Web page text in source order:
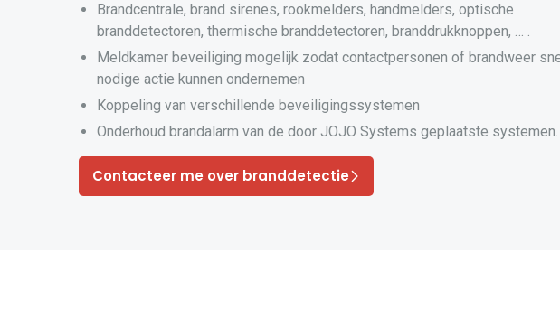
Brandcentrale, brand sirenes, rookmelders, handmelders, optische
branddetectoren, thermische branddetectoren, branddrukknoppen, … .
Meldkamer beveiliging mogelijk zodat contactpersonen of brandweer
nodige actie kunnen ondernemen
Koppeling van verschillende beveiligingssystemen
Onderhoud brandalarm van de door JOJO Systems geplaatste systemen.
Contacteer me over branddetectie